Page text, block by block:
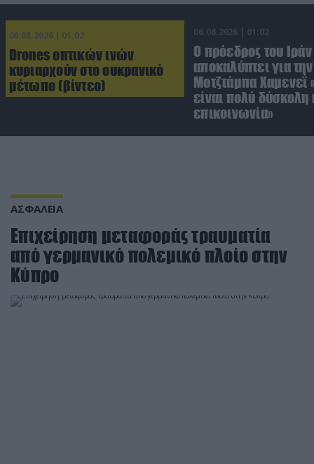
06.08.2026 | 01:02
Drones οπτικών ινών
κυριαρχούν στο ουκρανικό
μέτωπο (βίντεο)
06.08.2026 | 01:02
Ο πρόεδρος του Ιράν
αποκαλύπτει για
Μοτζτάμπα Χαμενεΐ
είναι πολύ δύσκολη
επικοινωνία»
ΑΣΦΑΛΕΙΑ
Επιχείρηση μεταφοράς τραυματία
από γερμανικό πολεμικό πλοίο στην
Κύπρο